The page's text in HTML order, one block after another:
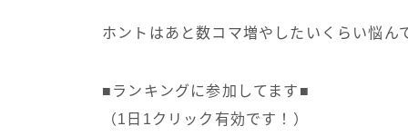
ホントはあと数コマ増やしたいくらい悩ん
■ランキングに参加してます■
（1日1クリック有効です！）